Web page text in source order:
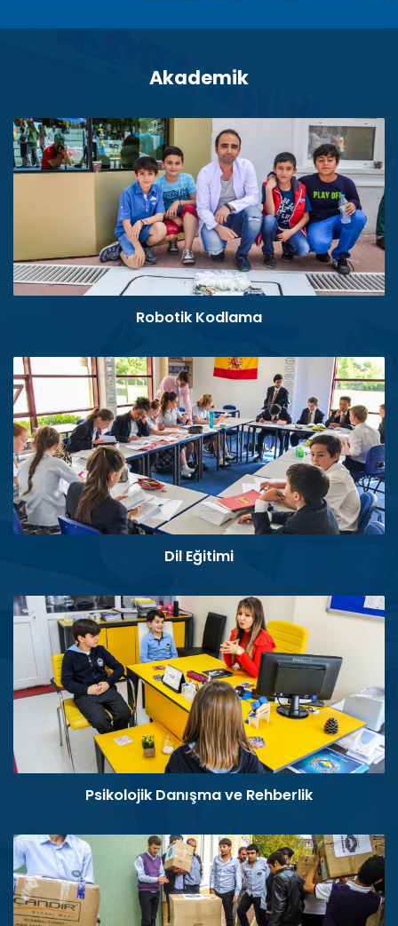
Akademik
Robotik Kodlama
Dil Eğitimi
Psikolojik Danışma ve Rehberlik